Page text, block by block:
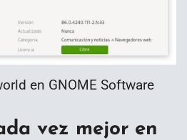
en GNOME Software
vez mejor en